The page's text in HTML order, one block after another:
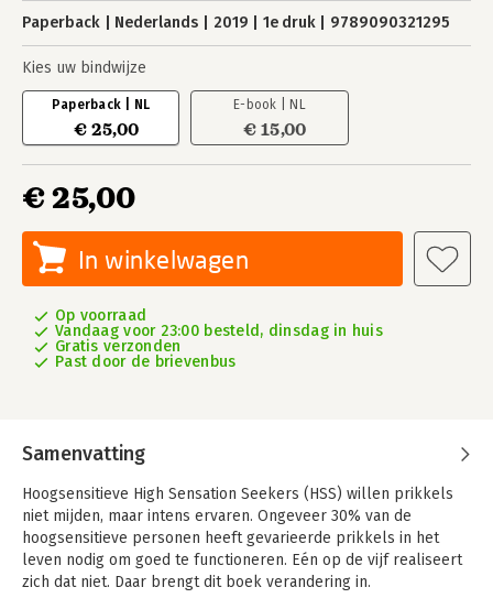
Paperback Nederlands 2019 1e druk 9789090321295
Kies uw bindwijze
Paperback | NL
€ 25,00
E-book | NL
€ 15,00
€ 25,00
In winkelwagen
Op voorraad
Vandaag voor 23:00 besteld, dinsdag in huis
Gratis verzonden
Past door de brievenbus
Samenvatting
Hoogsensitieve High Sensation Seekers (HSS) willen prikkels
niet mijden, maar intens ervaren. Ongeveer 30% van de
hoogsensitieve personen heeft gevarieerde prikkels in het
leven nodig om goed te functioneren. Eén op de vijf realiseert
zich dat niet. Daar brengt dit boek verandering in.